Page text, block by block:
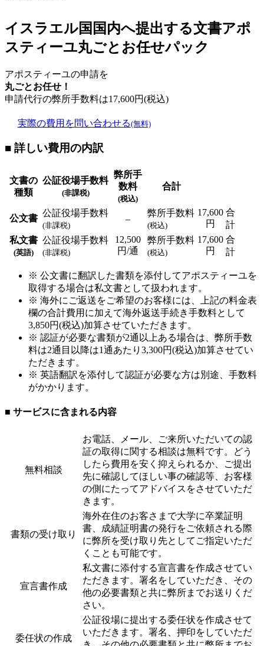
イスラエル国国内へ提出する文書アポ
スティーユ丸ごとお任せパック
アポスティーユの申請を
丸ごとお任せ！
申請代行の弊所手数料は17,600円(税込)
実際の費用を問い合わせる(無料)
■ 詳しい費用の内訳
文書の
種類
公証役場手数料
(非課税)
弊所手
数料
(税込)
合計
公文書
公証役場手数料
(非課税)
–
弊所手数料
(税込)
17,600
円
合
計
私文書
(英語)
公証役場手数料
(非課税)
12,500
円/通
弊所手数料
(税込)
17,600
円
合
計
※ 公文書に翻訳した書類を添付してアポスティーユを
取得する場合は私文書として扱われます。
※ 海外にご返送をご希望のお客様には、上記の料金表
欄の合計費用に加えて海外返送手続き手数料として
3,850円(税込)加算させていただきます。
※ 認証が必要な書類が2通以上ある場合は、弊所手数
料は2通目以降は1通あたり3,300円(税込)加算させてい
ただきます。
※ 英語翻訳を添付して認証が必要な方は別途、手数料
がかかります。
■ サービスに含まれる内容
無料相談
お電話、メール、ご来所いただいての認
証の取得に関する相談は無料です。どう
したら費用を安く抑えられるか、ご提出
先に確認してほしい事の確認等、お客様
の側にたってアドバイスをさせていただ
きます。
書類の受け取り
海外在住のお客さまで大学に卒業証明
書、成績証明書の発行をご依頼される際
に弊所を受け取り先としてご指定いただ
くことも可能です。
宣言書作成
私文書に添付する宣言書を作成させてい
ただきます。署名をしていただき、その
他の必要書類と共に弊所までお送りくだ
さい。
委任状の作成
公証役場に提出する委任状を作成させて
いただきます。署名、押印をしていただ